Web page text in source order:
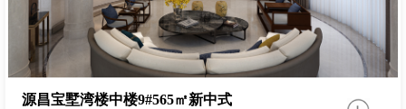
源昌宝墅湾楼中楼9#565㎡新中式